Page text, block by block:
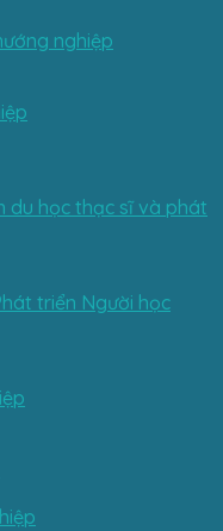
nghiệp
du học thạc sĩ và phát
triển Người học